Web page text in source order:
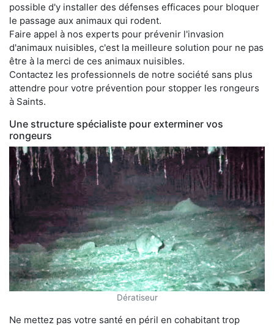
possible d'y installer des défenses efficaces pour bloquer
le passage aux animaux qui rodent.
Faire appel à nos experts pour prévenir l'invasion
d'animaux nuisibles, c'est la meilleure solution pour ne pas
être à la merci de ces animaux nuisibles.
Contactez les professionnels de notre société sans plus
attendre pour votre prévention pour stopper les rongeurs
à Saints.
Une structure spécialiste pour exterminer vos
rongeurs
Dératiseur
Ne mettez pas votre santé en péril en cohabitant trop